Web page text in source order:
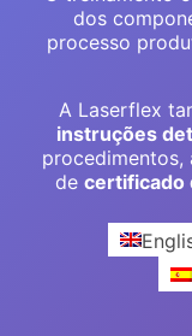
dos
processo
A Laserflex
instruções
procedimentos,
de certificado